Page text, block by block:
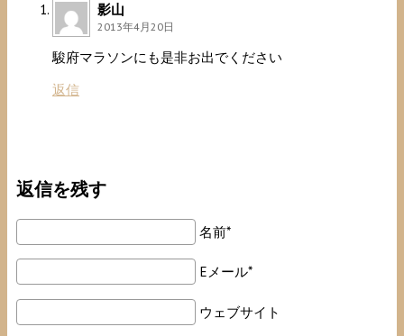
影山
2013年4月20日
駿府マラソンにも是非お出でください
返信
返信を残す
名前*
Eメール*
ウェブサイト